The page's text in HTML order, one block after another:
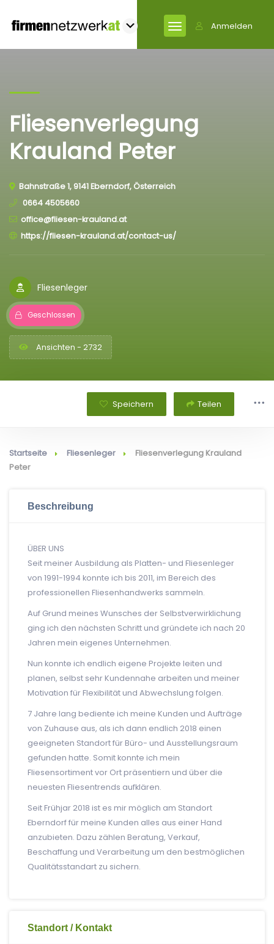
Anmelden
Fliesenverlegung
Krauland Peter
Bahnstraße 1, 9141 Eberndorf, Österreich
0664 4505660
office@fliesen-krauland.at
https://fliesen-krauland.at/contact-us/
Fliesenleger
Geschlossen
Ansichten - 2732
Speichern Teilen
Startseite Fliesenleger
Fliesenverlegung Krauland
Peter
Beschreibung
ÜBER UNS
Seit meiner Ausbildung als Platten- und Fliesenleger
von 1991-1994 konnte ich bis 2011, im Bereich des
professionellen Fliesenhandwerks sammeln.
Auf Grund meines Wunsches der Selbstverwirklichung
ging ich den nächsten Schritt und gründete ich nach 20
Jahren mein eigenes Unternehmen.
Nun konnte ich endlich eigene Projekte leiten und
planen, selbst sehr Kundennahe arbeiten und meiner
Motivation für Flexibilität und Abwechslung folgen.
7 Jahre lang bediente ich meine Kunden und Aufträge
von Zuhause aus, als ich dann endlich 2018 einen
geeigneten Standort für Büro- und Ausstellungsraum
gefunden hatte. Somit konnte ich mein
Fliesensortiment vor Ort präsentiern und über die
neuesten Fliesentrends aufklären.
Seit Frühjar 2018 ist es mir möglich am Standort
Eberndorf für meine Kunden alles aus einer Hand
anzubieten. Dazu zählen Beratung, Verkauf,
Beschaffung und Verarbeitung um den bestmöglichen
Qualitätsstandart zu sichern.
Standort / Kontakt